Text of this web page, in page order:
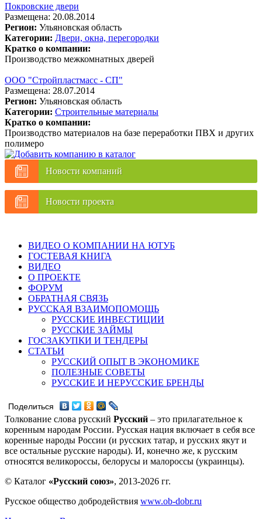
Покровские двери
Размещена: 20.08.2014
Регион: Ульяновская область
Категории: Двери, окна, перегородки
Кратко о компании:
Производство межкомнатных дверей
ООО "Стройпластмасс - СП"
Размещена: 28.07.2014
Регион: Ульяновская область
Категории: Строительные материалы
Кратко о компании:
Производство материалов на базе переработки ПВХ и других
полимеро
Новости компаний
Новости проекта
ВИДЕО О КОМПАНИИ НА ЮТУБ
ГОСТЕВАЯ КНИГА
ВИДЕО
О ПРОЕКТЕ
ФОРУМ
ОБРАТНАЯ СВЯЗЬ
РУССКАЯ ВЗАИМОПОМОЩЬ
РУССКИЕ ИНВЕСТИЦИИ
РУССКИЕ ЗАЙМЫ
ГОСЗАКУПКИ И ТЕНДЕРЫ
СТАТЬИ
РУССКИЙ ОПЫТ В ЭКОНОМИКЕ
ПОЛЕЗНЫЕ СОВЕТЫ
РУССКИЕ И НЕРУССКИЕ БРЕНДЫ
Поделиться
Толкование слова русский Русский – это прилагательное к
коренным народам России. Русская нация включает в себя все
коренные народы России (и русских татар, и русских якут и
все остальные русские народы). И, конечно же, к русским
относятся великороссы, белорусы и малороссы (украинцы).
© Каталог «Русский союз», 2013-2026 гг.
Русское общество добродействия www.ob-dobr.ru